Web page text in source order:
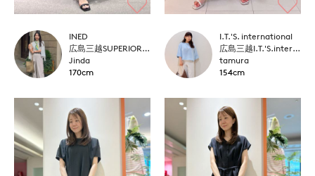
INED
広島三越SUPERIORCLOSET
Jinda
170cm
I.T.'S. international
広島三越I.T.'S.international
tamura
154cm